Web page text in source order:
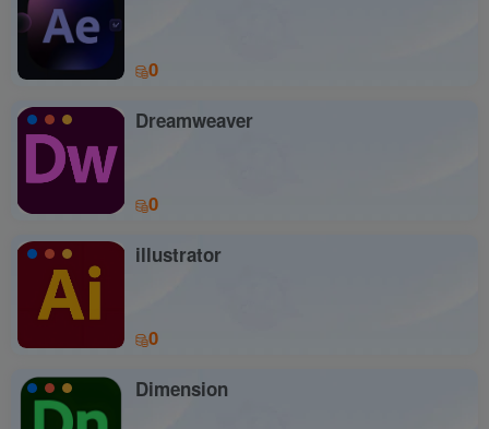
0
Dreamweaver
0
illustrator
0
Dimension